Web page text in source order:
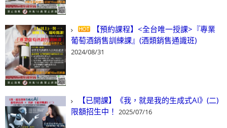
【預約課程】<全台唯一授課>『專業
葡萄酒銷售訓練課』(酒類銷售通識班)
2024/08/31
【已開課】《我，就是我的生成式AI》(二)
限額招生中！ 2025/07/16